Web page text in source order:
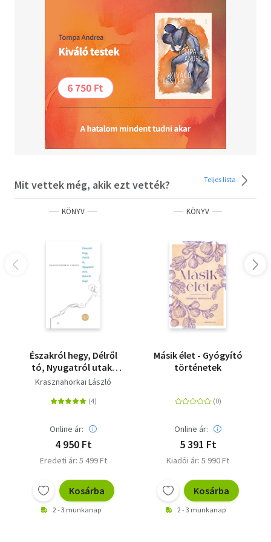
valamint tökéletes portugál akcentussal azt mondta: -
Nem halhat meg, doktor úr. Még sehogy se áll az új
regényével!"
Vannak ebben a könyvben receptek, kritikák,
közlemények, tesztek... - talán könnyebb lenne azt
felsorolni, mi nincs benne. Unalmas, szellemtelen, sótlan
írások, na ilyenek nem szerepelnek e kötetben. Aki ilyen
kisprózákra vágyik, kérem, semmiképpen se vásárolja meg
ezt a könyvet!
Mit vettek még, akik ezt vették? Teljes lista
KÖNYV
Északról hegy, Délről
tó, Nyugatról utak,
Keletről folyó
Krasznahorkai László
Online ár:
4 950 Ft
Eredeti ár: 5 499 Ft
Kosárba
2 - 3 munkanap
KÖNYV
Másik élet - Gyógyító
történetek
Online ár:
5 391 Ft
Kiadói ár: 5 990 Ft
Kosárba
2 - 3 munkanap